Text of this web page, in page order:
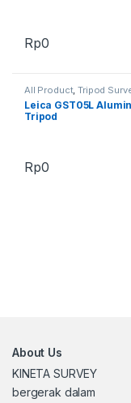
Rp0
All Product,Tripod
Leica GST05L
Tripod
Rp0
About Us
KINETA SURVEY
bergerak dalam